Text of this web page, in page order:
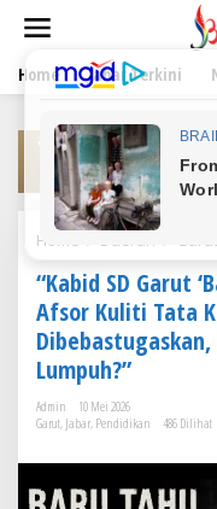
t
Home Jabar Terkini
Home Daerah Garut
“Kabid SD Garut
Afsor Kuliti Tata
Lumpuh?”
Admin
10 Mei 2026
Garut, Jabar, Pendidikan 486 Dilihat